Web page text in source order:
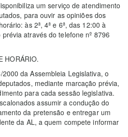
um serviço de atendimento
para ouvir as opiniões dos
às 2ª, 4ª e 6ª, das 12:00 à
através do telefone nº 8796
HORÁRIO.
da Assembleia Legislativa, o
mediante marcação prévia,
para cada sessão legislativa.
assumir a condução do
da pretensão e entregar um
da AL, a quem compete informar